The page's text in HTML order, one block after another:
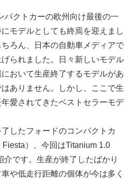
パクトカーの欧州向け最後の一
モデルとしても終焉を迎えまし
ろん、日本の自動車メディアで
られました。日々新しいモデル
おいて生産終了するモデルがあ
ありません。しかし、ここで生
愛されてきたベストセラーモデ
したフォードのコンパクトカ
）、今回はTitanium 1.0
介です。生産が終了したばかり
や低走行距離の個体が今は多く